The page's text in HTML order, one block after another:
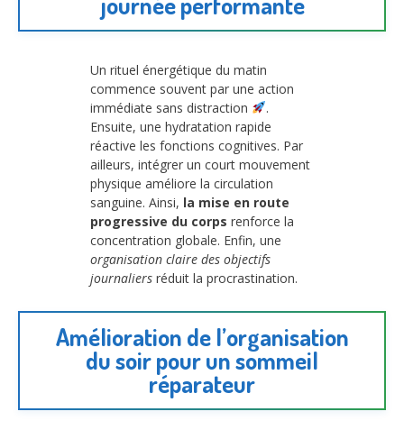
Un rituel énergétique du matin
commence souvent par une action
immédiate sans distraction
.
Ensuite, une hydratation rapide
réactive les fonctions cognitives. Par
ailleurs, intégrer un court mouvement
physique améliore la circulation
sanguine. Ainsi, la mise en route
progressive du corps renforce la
concentration globale. Enfin, une
organisation claire des objectifs
journaliers réduit la procrastination.
Amélioration de l’organisation
du soir pour un sommeil
réparateur